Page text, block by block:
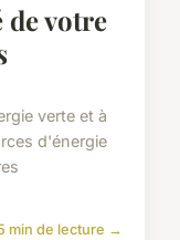
votre
verte et à
d'énergie
min de lecture →